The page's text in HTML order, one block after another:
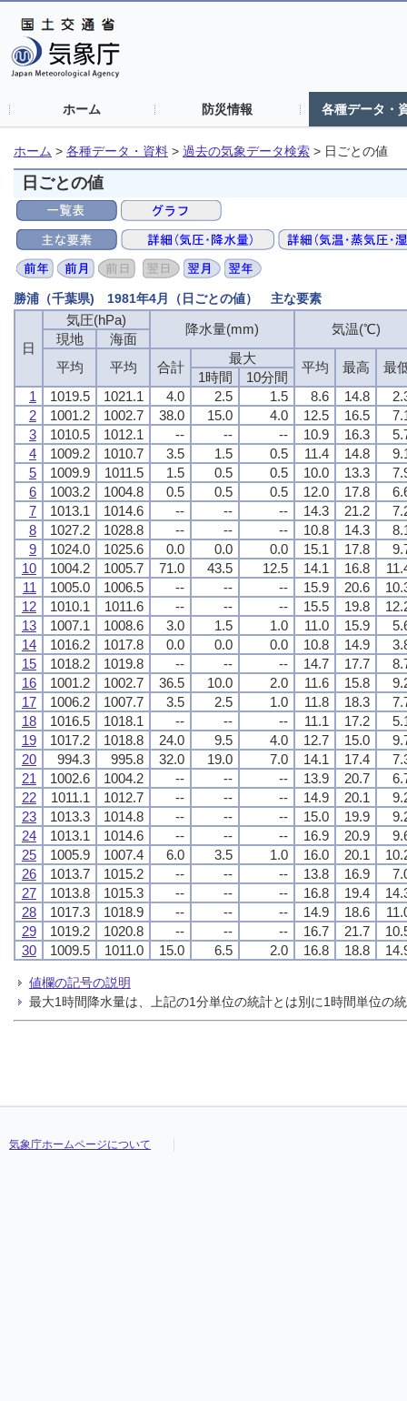
ホーム 防災情報 各種データ・
ホーム > 各種データ・資料 > 過去の気象データ検索 > 日ごとの値
日ごとの値
勝浦（千葉県) 1981年4月（日ごとの値） 主な要素
日
気圧(hPa)
降水量(mm) 気温(℃)
現地
海面
平均
平均 合計
最大
平均 最高 最
1時間
10分間
1
1019.5 1021.1 4.0 2.5 1.5 8.6 14.8
2
1001.2 1002.7 38.0 15.0 4.0 12.5 16.5
3
1010.5 1012.1 -- -- -- 10.9 16.3
4
1009.2 1010.7 3.5 1.5 0.5 11.4 14.8
5
1009.9 1011.5 1.5 0.5 0.5 10.0 13.3
6
1003.2 1004.8 0.5 0.5 0.5 12.0 17.8
7
1013.1 1014.6 -- -- -- 14.3 21.2
8
1027.2 1028.8 -- -- -- 10.8 14.3
9
1024.0 1025.6 0.0 0.0 0.0 15.1 17.8
10
1004.2 1005.7 71.0 43.5 12.5 14.1 16.8
11
1005.0 1006.5 -- -- -- 15.9 20.6
12
1010.1 1011.6 -- -- -- 15.5 19.8
13
1007.1 1008.6 3.0 1.5 1.0 11.0 15.9
14
1016.2 1017.8 0.0 0.0 0.0 10.8 14.9
15
1018.2 1019.8 -- -- -- 14.7 17.7
16
1001.2 1002.7 36.5 10.0 2.0 11.6 15.8
17
1006.2 1007.7 3.5 2.5 1.0 11.8 18.3
18
1016.5 1018.1 -- -- -- 11.1 17.2
19
1017.2 1018.8 24.0 9.5 4.0 12.7 15.0
20
994.3 995.8 32.0 19.0 7.0 14.1 17.4
21
1002.6 1004.2 -- -- -- 13.9 20.7
22
1011.1 1012.7 -- -- -- 14.9 20.1
23
1013.3 1014.8 -- -- -- 15.0 19.9
24
1013.1 1014.6 -- -- -- 16.9 20.9
25
1005.9 1007.4 6.0 3.5 1.0 16.0 20.1
26
1013.7 1015.2 -- -- -- 13.8 16.9
27
1013.8 1015.3 -- -- -- 16.8 19.4
28
1017.3 1018.9 -- -- -- 14.9 18.6
29
1019.2 1020.8 -- -- -- 16.7 21.7
30
1009.5 1011.0 15.0 6.5 2.0 16.8 18.8
値欄の記号の説明
最大1時間降水量は、上記の1分単位の統計とは別に1時間単位の
気象庁ホームページについて